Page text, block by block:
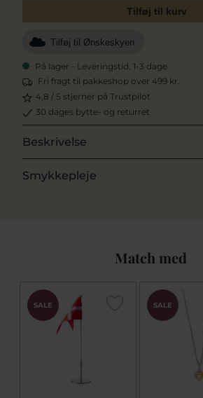
Tilføj til kurv
Tilføj til Ønskeskyen
På lager - Leveringstid, 1-3 dage
Fri fragt til pakkeshop over 499 kr.
4,8 / 5 stjerner på Trustpilot
30 dages bytte- og returret
Beskrivelse
Smykkepleje
Match med
SALE SALE